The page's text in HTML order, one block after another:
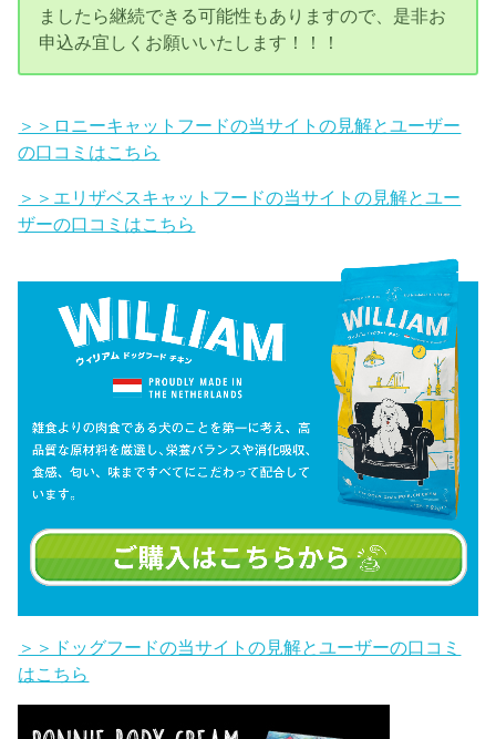
ましたら継続できる可能性もありますので、是非お
申込み宜しくお願いいたします！！！
＞＞ロニーキャットフードの当サイトの見解とユーザー
の口コミはこちら
＞＞エリザベスキャットフードの当サイトの見解とユー
ザーの口コミはこちら
＞＞ドッグフードの当サイトの見解とユーザーの口コミ
はこちら